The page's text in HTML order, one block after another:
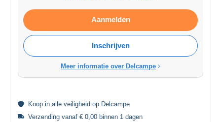
Aanmelden
Inschrijven
Meer informatie over Delcampe
Koop in alle veiligheid op Delcampe
Verzending vanaf € 0,00 binnen 1 dagen